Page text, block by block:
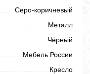
Серо-коричневый
Металл
Чёрный
Мебель России
Кресло